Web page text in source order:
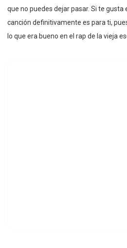
que no puedes dejar pasar. Si te gusta
canción definitivamente es para ti,
lo que era bueno en el rap de la vieja